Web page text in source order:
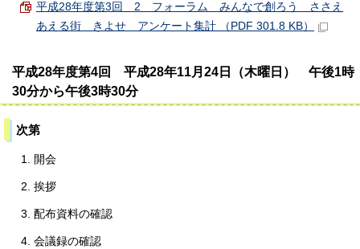
平成28年度第3回 2 フォーラム みんなで創ろう ささえ
あえる街 きよせ アンケート集計 （PDF 301.8 KB）
平成28年度第4回 平成28年11月24日（木曜日） 午後1時
30分から午後3時30分
次第
開会
挨拶
配布資料の確認
会議録の確認